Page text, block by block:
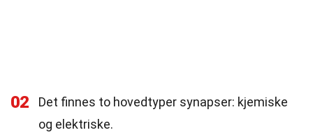
02
Det finnes to hovedtyper synapser: kjemiske
og elektriske.